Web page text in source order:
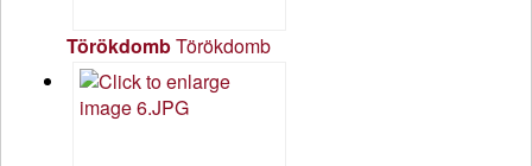
TörökdombTörökdomb